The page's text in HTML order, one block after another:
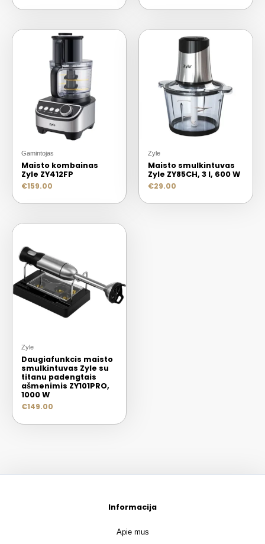
Gamintojas
Maisto kombainas
Zyle ZY412FP
€159.00
Zyle
Maisto smulkintuvas
Zyle ZY85CH, 3 l, 600 W
€29.00
Zyle
Daugiafunkcis maisto
smulkintuvas Zyle su
titanu padengtais
ašmenimis ZY101PRO,
1000 W
€149.00
Informacija
Apie mus